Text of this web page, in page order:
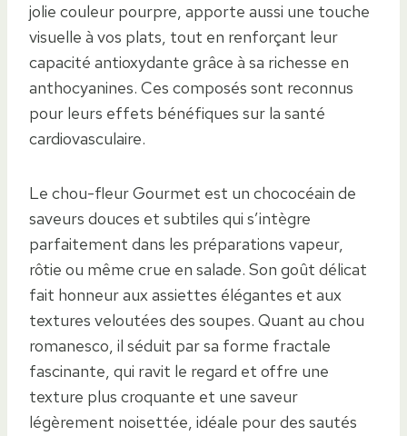
jolie couleur pourpre, apporte aussi une touche
visuelle à vos plats, tout en renforçant leur
capacité antioxydante grâce à sa richesse en
anthocyanines. Ces composés sont reconnus
pour leurs effets bénéfiques sur la santé
cardiovasculaire.
Le chou-fleur Gourmet est un chococéain de
saveurs douces et subtiles qui s’intègre
parfaitement dans les préparations vapeur,
rôtie ou même crue en salade. Son goût délicat
fait honneur aux assiettes élégantes et aux
textures veloutées des soupes. Quant au chou
romanesco, il séduit par sa forme fractale
fascinante, qui ravit le regard et offre une
texture plus croquante et une saveur
légèrement noisettée, idéale pour des sautés